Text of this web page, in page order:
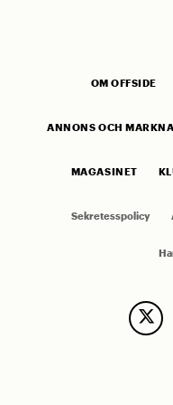
OM OFFSIDE
ANNONS OCH
MAGASINET
Sekretesspolicy